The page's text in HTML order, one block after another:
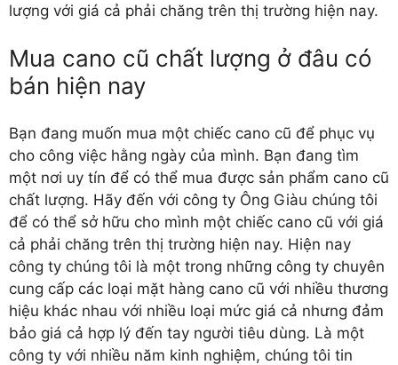
lượng với giá cả phải chăng trên thị trường hiện nay.
Mua cano cũ chất lượng ở đâu có
bán hiện nay
Bạn đang muốn mua một chiếc cano cũ để phục vụ
cho công việc hằng ngày của mình. Bạn đang tìm
một nơi uy tín để có thể mua được sản phẩm cano cũ
chất lượng. Hãy đến với công ty Ông Giàu chúng tôi
để có thể sở hữu cho mình một chiếc cano cũ với giá
cả phải chăng trên thị trường hiện nay. Hiện nay
công ty chúng tôi là một trong những công ty chuyên
cung cấp các loại mặt hàng cano cũ với nhiều thương
hiệu khác nhau với nhiều loại mức giá cả nhưng đảm
bảo giá cả hợp lý đến tay người tiêu dùng. Là một
công ty với nhiều năm kinh nghiệm, chúng tôi tin